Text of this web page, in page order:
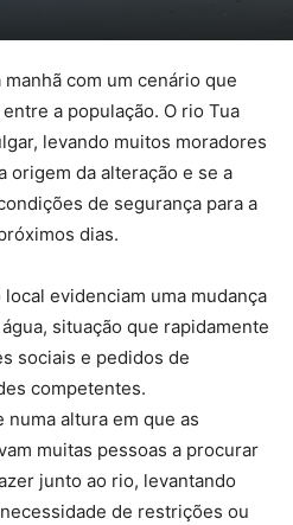
com um cenário que
a população. O rio Tua
levando muitos moradores
origem da alteração e se a
de segurança para a
dias.
evidenciam uma mudança
situação que rapidamente
sociais e pedidos de
competentes.
altura em que as
muitas pessoas a procurar
junto ao rio, levantando
de restrições ou